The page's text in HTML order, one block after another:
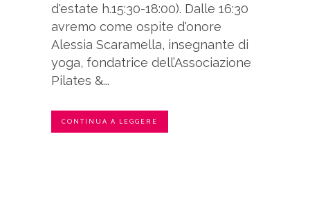
d'estate h.15:30-18:00). Dalle 16:30
avremo come ospite d'onore
Alessia Scaramella, insegnante di
yoga, fondatrice dell’Associazione
Pilates &...
CONTINUA A LEGGERE